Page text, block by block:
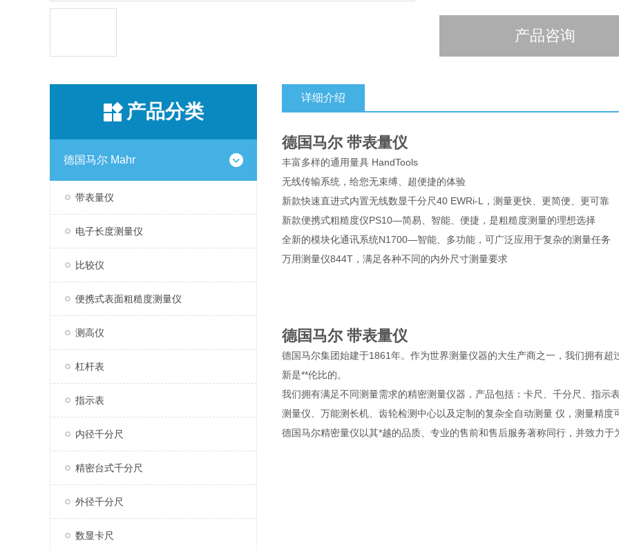
产品咨询
产品分类
德国马尔 Mahr
带表量仪
电子长度测量仪
比较仪
便携式表面粗糙度测量仪
测高仪
杠杆表
指示表
内径千分尺
精密台式千分尺
外径千分尺
数显卡尺
详细介绍
德国马尔 带表量仪
丰富多样的通用量具 HandTools
无线传输系统，给您无束缚、超便捷的体验
新款快速直进式内置无线数显千分尺40 EWRi-L，测量更快、更简便、更可靠
新款便携式粗糙度仪PS10—简易、智能、便捷，是粗糙度测量的理想选择
全新的模块化通讯系统N1700—智能、多功能，可广泛应用于复杂的测量任务
万用测量仪844T，满足各种不同的内外尺寸测量要求
德国马尔 带表量仪
德国马尔集团始建于1861年。作为世界测量仪器的大生产商之一，我们拥有
新是**伦比的。
我们拥有满足不同测量需求的精密测量仪器，产品包括：卡尺、千分尺、指示
测量仪、万能测长机、齿轮检测中心以及定制的复杂全自动测量 仪，测量精度
德国马尔精密量仪以其*越的品质、专业的售前和售后服务著称同行，并致力于